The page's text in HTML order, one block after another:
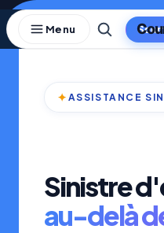
Skip
to
content
✦ ASSISTANCE
Sinistre
au-delà